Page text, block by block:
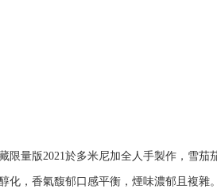
限量版2021於多米尼加全人手製作，雪
化，香氣馥郁口感平衡，煙味濃郁且複